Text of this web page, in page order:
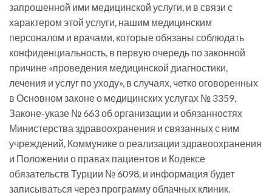
запрошенной ими медицинской услуги, и в связи с
характером этой услуги, нашим медицинским
персоналом и врачами, которые обязаны соблюдать
конфиденциальность, в первую очередь по законной
причине «проведения медицинской диагностики,
лечения и услуг по уходу», в случаях, четко оговоренных
в Основном законе о медицинских услугах № 3359,
Законе-указе № 663 об организации и обязанностях
Министерства здравоохранения и связанных с ним
учреждений, Коммунике о реализации здравоохранения
и Положении о правах пациентов и Кодексе
обязательств Турции № 6098, и информация будет
записываться через программу облачных клиник.